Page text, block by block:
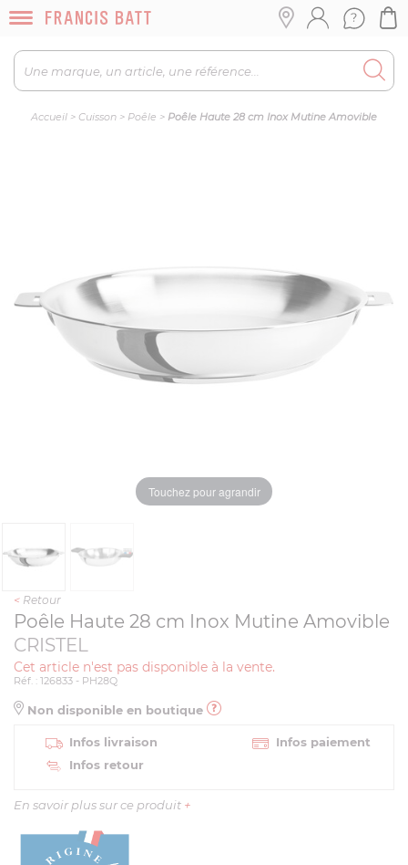
Accueil > Cuisson > Poêle > Poêle Haute 28 cm Inox Mutine Amovible
Touchez pour agrandir
< Retour
Poêle Haute 28 cm Inox Mutine Amovible
CRISTEL
Cet article n'est pas disponible à la vente.
Réf. : 126833 - PH28Q
Non disponible en boutique
Infos livraison
Infos paiement
Infos retour
En savoir plus sur ce produit +